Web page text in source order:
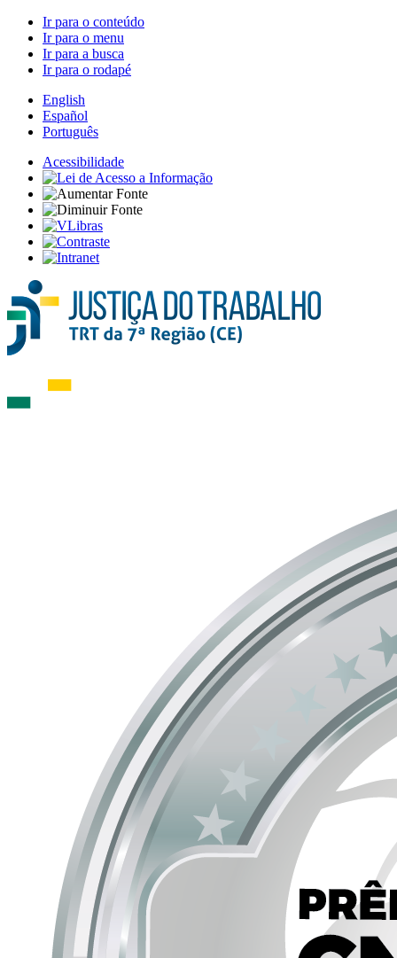
Ir para o conteúdo
Ir para o menu
Ir para a busca
Ir para o rodapé
English
Español
Português
Acessibilidade